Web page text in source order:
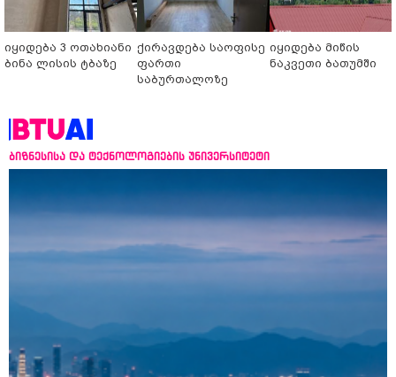
იყიდება 3 ოთახიანი
ბინა ლისის ტბაზე
ქირავდება საოფისე
ფართი
საბურთალოზე
იყიდება მიწის
ნაკვეთი ბათუმში
ბიზნესისა და ტექნოლოგიების უნივერსიტეტი